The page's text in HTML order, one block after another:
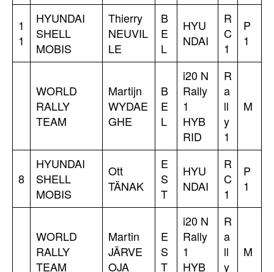
1
1
HYUNDAI
SHELL
MOBIS
Thierry
NEUVIL
LE
B
E
L
HYU
NDAI
R
C
1
P
1
WORLD
RALLY
TEAM
Martijn
WYDAE
GHE
B
E
L
i20 N
Rally
1
HYB
RID
R
a
ll
y
1
M
8
HYUNDAI
SHELL
MOBIS
Ott
TÄNAK
E
S
T
HYU
NDAI
R
C
1
P
1
WORLD
RALLY
TEAM
Martin
JÄRVE
OJA
E
S
T
i20 N
Rally
1
HYB
R
a
ll
y
M